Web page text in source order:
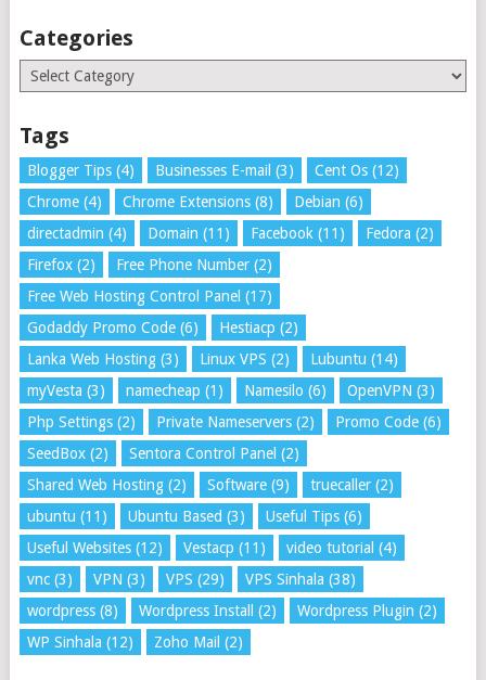
Categories
Categories
Tags
Blogger Tips(4) Businesses E-mail (3) Cent Os(12)
Chrome(4) Chrome Extensions(8) Debian (6)
directadmin (4) Domain (11) Facebook (11) Fedora (2)
Firefox(2) Free Phone Number(2)
Free Web Hosting Control Panel (17)
Godaddy Promo Code(6) Hestiacp (2)
Lanka Web Hosting(3) Linux VPS (2) Lubuntu (14)
myVesta (3) namecheap (1) Namesilo (6) OpenVPN (3)
Php Settings(2) Private Nameservers(2) Promo Code(6)
SeedBox(2) Sentora Control Panel (2)
Shared Web Hosting(2) Software(9) truecaller(2)
ubuntu (11) Ubuntu Based (3) Useful Tips(6)
Useful Websites(12) Vestacp (11) video tutorial (4)
vnc(3) VPN (3) VPS (29) VPS Sinhala (38)
wordpress(8) Wordpress Install (2) Wordpress Plugin (2)
WP Sinhala (12) Zoho Mail (2)